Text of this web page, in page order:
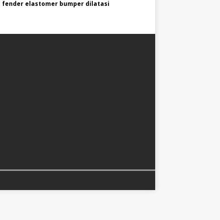
elastomer bumper dilatasi